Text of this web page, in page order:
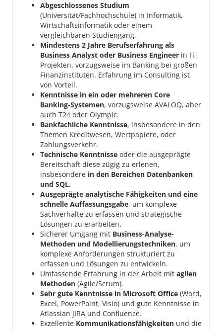
Abgeschlossenes Studium
(Universität/Fachhochschule) in Informatik,
Wirtschaftsinformatik oder einem
vergleichbaren Studiengang.
Mindestens 2 Jahre Berufserfahrung als
Business Analyst oder Business Engineer in IT-
Projekten, vorzugsweise im Banking bei großen
Finanzinstituten. Erfahrung im Consulting ist
von Vorteil.
Kenntnisse in ein oder mehreren Core
Banking-Systemen, vorzugsweise AVALOQ, aber
auch T24 oder Olympic.
Bankfachliche Kenntnisse, insbesondere in den
Themen Kreditwesen, Wertpapiere, oder
Zahlungsverkehr.
Technische Kenntnisse oder die ausgeprägte
Bereitschaft diese zügig zu erlenen,
insbesondere in den Bereichen Datenbanken
und SQL.
Ausgeprägte analytische Fähigkeiten und eine
schnelle Auffassungsgabe, um komplexe
Sachverhalte zu erfassen und strategische
Lösungen zu erarbeiten.
Sicherer Umgang mit Business-Analyse-
Methoden und Modellierungstechniken, um
komplexe Anforderungen strukturiert zu
erfassen und Lösungen zu entwickeln.
Umfassende Erfahrung in der Arbeit mit agilen
Methoden (Agile/Scrum).
Sehr gute Kenntnisse in Microsoft Office (Word,
Excel, PowerPoint, Visio) und gute Kenntnisse in
Atlassian JIRA und Confluence.
Exzellente Kommunikationsfähigkeiten und die